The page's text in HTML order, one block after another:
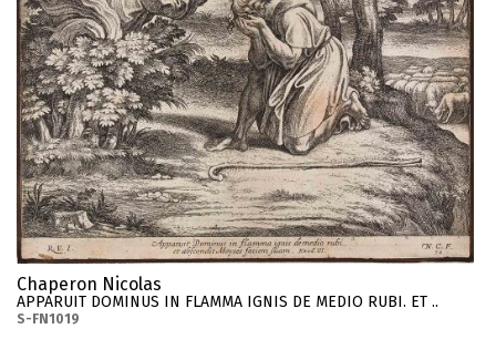
Chaperon Nicolas
APPARUIT DOMINUS IN FLAMMA IGNIS DE MEDIO RUBI. ET ..
S-FN1019